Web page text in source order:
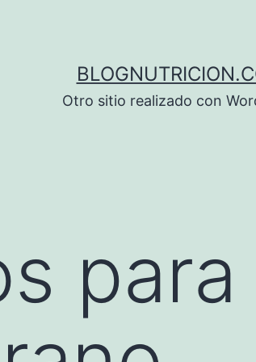
Otro sitio realizado con